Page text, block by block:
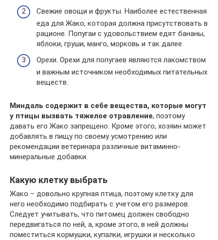
Свежие овощи и фрукты. Наиболее естественная
еда для Жако, которая должна присутствовать в
рационе. Попугаи с удовольствием едят бананы,
яблоки, груши, манго, морковь и так далее.
Орехи. Орехи для попугаев являются лакомством
и важным источником необходимых питательных
веществ.
Миндаль содержит в себе вещества, которые могут
у птицы вызвать тяжелое отравление, поэтому
давать его Жако запрещено. Кроме этого, хозяин может
добавлять в пищу по своему усмотрению или
рекомендации ветеринара различные витаминно-
минеральные добавки.
Какую клетку выбрать
Жако – довольно крупная птица, поэтому клетку для
него необходимо подбирать с учетом его размеров.
Следует учитывать, что питомец должен свободно
передвигаться по ней, а, кроме этого, в ней должны
поместиться кормушки, купалки, игрушки и несколько